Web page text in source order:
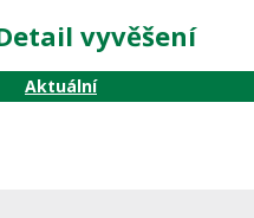
vyvěšení
Aktuální